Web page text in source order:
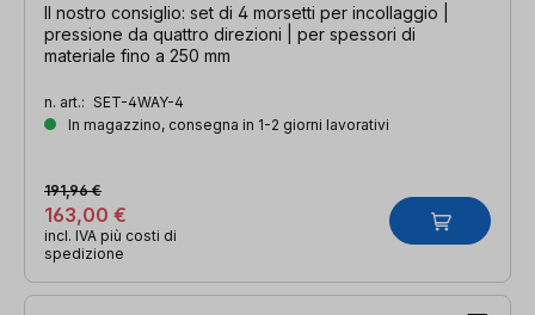
Il nostro consiglio: set di 4 morsetti per incollaggio |
pressione da quattro direzioni | per spessori di
materiale fino a 250 mm
n. art.: SET-4WAY-4
In magazzino, consegna in 1-2 giorni lavorativi
163,00 €
191,96 €
incl. IVA più costi di
spedizione